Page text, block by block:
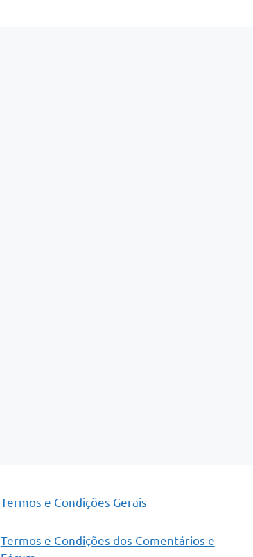
Termos e Condições Gerais
Termos e Condições dos Comentários e